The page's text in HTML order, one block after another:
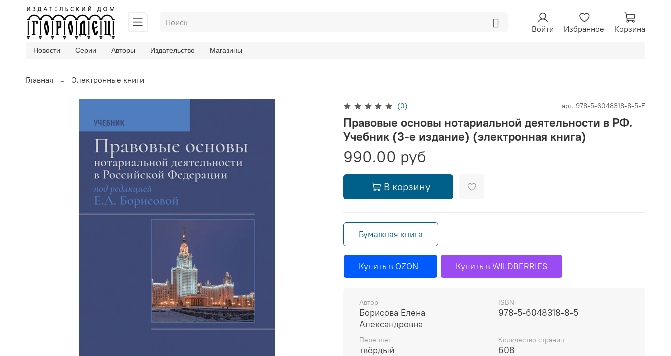
Войти Избранное Корзина
Новости Серии Авторы Издательство Магазины
Главная Электронные книги
(0) арт. 978-5-6048318-8-5-E
Правовые основы нотариальной деятельности в РФ.
Учебник (3-е издание) (электронная книга)
990.00 руб
В корзину
Бумажная книга
Купить в OZON Купить в WILDBERRIES
Автор
Борисова Елена
Александровна
ISBN
978-5-6048318-8-5
Переплет
твёрдый
Количество страниц
608